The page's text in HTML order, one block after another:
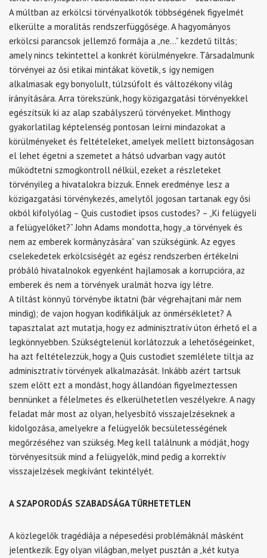
A múltban az erkölcsi törvényalkotók többségének figyelmét
elkerülte a moralitás rendszerfüggősége. A hagyományos
erkölcsi parancsok jellemző formája a „ne…” kezdetű tiltás;
amely nincs tekintettel a konkrét körülményekre. Társadalmunk
törvényei az ősi etikai mintákat követik, s így nemigen
alkalmasak egy bonyolult, túlzsúfolt és változékony világ
irányítására. Arra törekszünk, hogy közigazgatási törvényekkel
egészítsük ki az alap szabályszerű törvényeket. Minthogy
gyakorlatilag képtelenség pontosan leírni mindazokat a
körülményeket és feltételeket, amelyek mellett biztonságosan
el lehet égetni a szemetet a hátsó udvarban vagy autót
működtetni szmogkontroll nélkül, ezeket a részleteket
törvényileg a hivatalokra bízzuk. Ennek eredménye lesz a
közigazgatási törvénykezés, amelytől jogosan tartanak egy ősi
okból kifolyólag – Quis custodiet ipsos custodes? – „Ki felügyeli
a felügyelőket?” John Adams mondotta, hogy „a törvények és
nem az emberek kormányzására” van szükségünk. Az egyes
cselekedetek erkölcsiségét az egész rendszerben értékelni
próbáló hivatalnokok egyenként hajlamosak a korrupcióra, az
emberek és nem a törvények uralmát hozva így létre.
A tiltást könnyű törvénybe iktatni (bár végrehajtani már nem
mindig); de vajon hogyan kodifikáljuk az önmérsékletet? A
tapasztalat azt mutatja, hogy ez adminisztratív úton érhető el a
legkönnyebben. Szükségtelenül korlátozzuk a lehetőségeinket,
ha azt feltételezzük, hogy a Quis custodiet szemlélete tiltja az
adminisztratív törvények alkalmazását. Inkább azért tartsuk
szem előtt ezt a mondást, hogy állandóan figyelmeztessen
bennünket a félelmetes és elkerülhetetlen veszélyekre. A nagy
feladat már most az olyan, helyesbítő visszajelzéseknek a
kidolgozása, amelyekre a felügyelők becsületességének
megőrzéséhez van szükség. Meg kell találnunk a módját, hogy
törvényesítsük mind a felügyelők, mind pedig a korrektív
visszajelzések megkívánt tekintélyét.
A SZAPORODÁS SZABADSÁGA TŰRHETETLEN
A közlegelők tragédiája a népesedési problémáknál másként
jelentkezik. Egy olyan világban, melyet pusztán a „két kutya